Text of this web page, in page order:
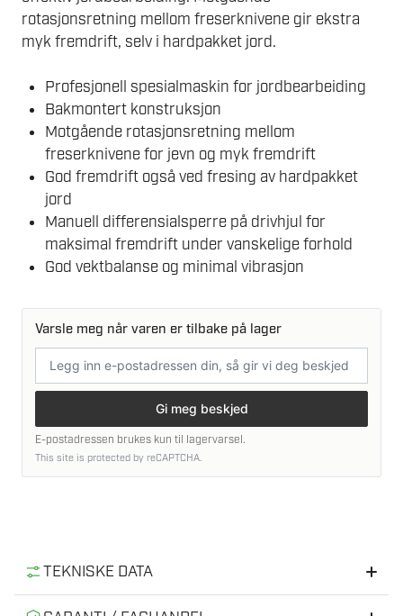
rotasjonsretning mellom freserknivene gir ekstra
myk fremdrift, selv i hardpakket jord.
Profesjonell spesialmaskin for jordbearbeiding
Bakmontert konstruksjon
Motgående rotasjonsretning mellom
freserknivene for jevn og myk fremdrift
God fremdrift også ved fresing av hardpakket
jord
Manuell differensialsperre på drivhjul for
maksimal fremdrift under vanskelige forhold
God vektbalanse og minimal vibrasjon
Varsle meg når varen er tilbake på lager
postadresse
Gi meg beskjed
E-postadressen brukes kun til lagervarsel.
This site is protected by reCAPTCHA.
TEKNISKE DATA